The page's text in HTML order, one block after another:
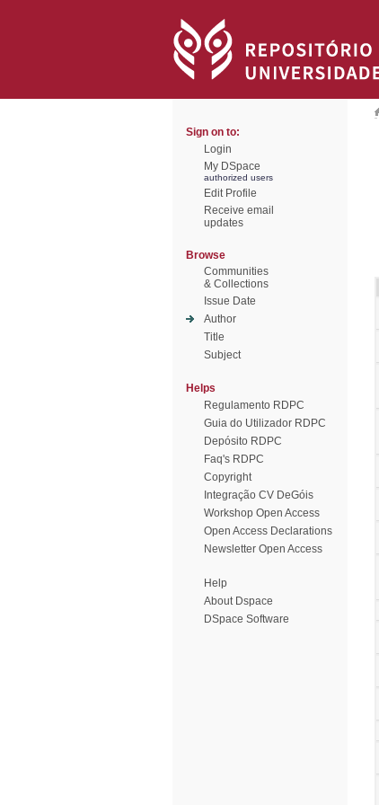
Sign on to:
Login
My DSpace
authorized users
Edit Profile
Receive email
updates
Browse
Communities
& Collections
Issue Date
Author
Title
Subject
Helps
Regulamento RDPC
Guia do Utilizador RDPC
Depósito RDPC
Faq's RDPC
Copyright
Integração CV DeGóis
Workshop Open Access
Open Access Declarations
Newsletter Open Access
Help
About Dspace
DSpace Software